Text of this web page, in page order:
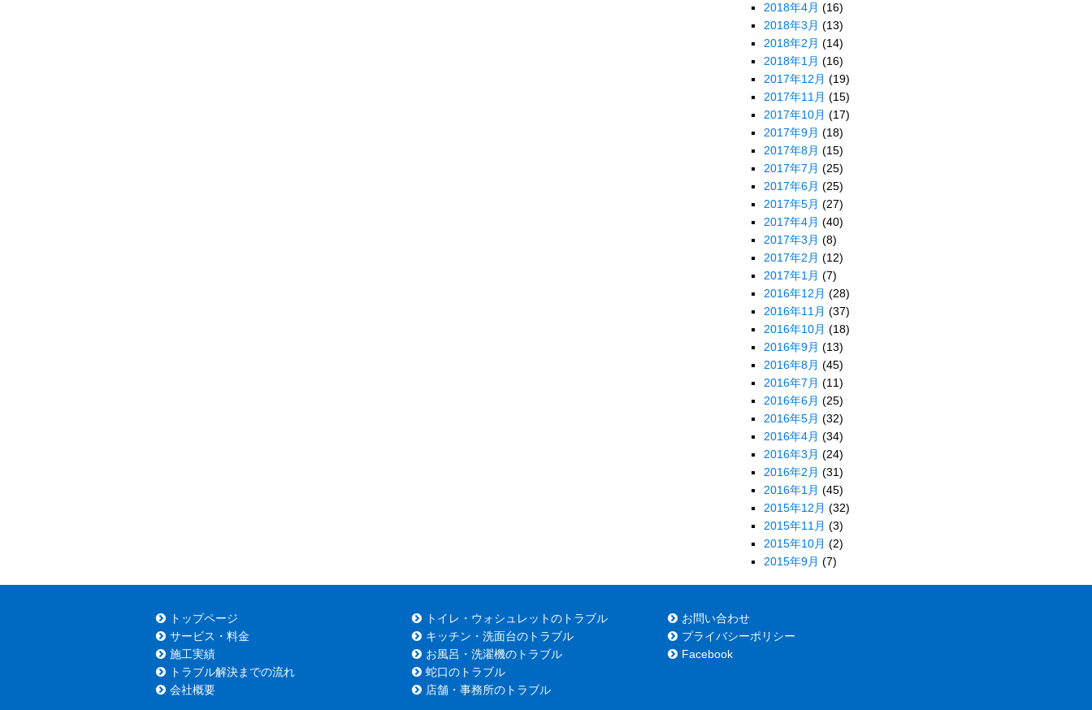
2018年4月 (16)
2018年3月 (13)
2018年2月 (14)
2018年1月 (16)
2017年12月 (19)
2017年11月 (15)
2017年10月 (17)
2017年9月 (18)
2017年8月 (15)
2017年7月 (25)
2017年6月 (25)
2017年5月 (27)
2017年4月 (40)
2017年3月 (8)
2017年2月 (12)
2017年1月 (7)
2016年12月 (28)
2016年11月 (37)
2016年10月 (18)
2016年9月 (13)
2016年8月 (45)
2016年7月 (11)
2016年6月 (25)
2016年5月 (32)
2016年4月 (34)
2016年3月 (24)
2016年2月 (31)
2016年1月 (45)
2015年12月 (32)
2015年11月 (3)
2015年10月 (2)
2015年9月 (7)
トップページ
サービス・料金
施工実績
トラブル解決までの流れ
会社概要
トイレ・ウォシュレットのトラブル
キッチン・洗面台のトラブル
お風呂・洗濯機のトラブル
蛇口のトラブル
店舗・事務所のトラブル
お問い合わせ
プライバシーポリシー
Facebook